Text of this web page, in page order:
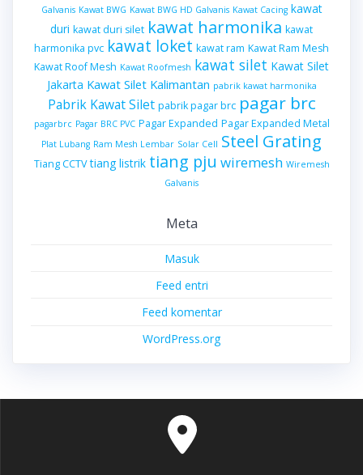
Galvanis Kawat BWG Kawat BWG HD Galvanis Kawat Cacing kawat
duri kawat duri silet kawat harmonika kawat
harmonika pvc kawat loket kawat ram Kawat Ram Mesh
Kawat Roof Mesh Kawat Roofmesh kawat silet Kawat Silet
Jakarta Kawat Silet Kalimantan pabrik kawat harmonika
Pabrik Kawat Silet pabrik pagar brc pagar brc
pagarbrc Pagar BRC PVC Pagar Expanded Pagar Expanded Metal
Plat Lubang Ram Mesh Lembar Solar Cell Steel Grating
Tiang CCTV tiang listrik tiang pju wiremesh Wiremesh
Galvanis
Meta
Masuk
Feed entri
Feed komentar
WordPress.org